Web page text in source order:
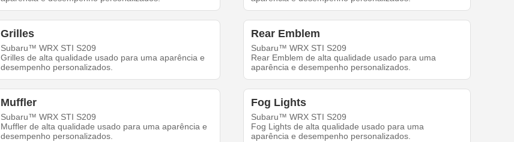
Grilles
Subaru™ WRX STI S209
Grilles de alta qualidade usado para uma aparência e
desempenho personalizados.
Rear Emblem
Subaru™ WRX STI S209
Rear Emblem de alta qualidade usado para uma
aparência e desempenho personalizados.
Muffler
Subaru™ WRX STI S209
Muffler de alta qualidade usado para uma aparência e
desempenho personalizados.
Fog Lights
Subaru™ WRX STI S209
Fog Lights de alta qualidade usado para uma
aparência e desempenho personalizados.